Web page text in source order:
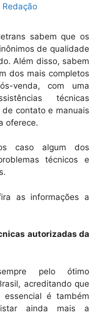
Redação
sabem que os
de qualidade
Além disso, sabem
dos mais completos
venda, com uma
técnicas
contato e manuais
oferece.
caso algum dos
técnicos e
as informações a
autorizadas da
pelo ótimo
acreditando que
é também
ainda mais a